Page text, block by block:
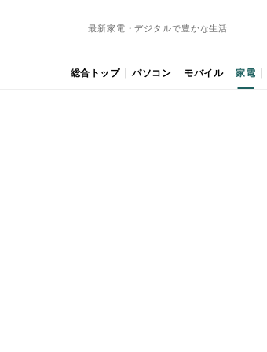
最新家電・デジタルで豊かな生活
総合トップ パソコン モバイル 家電